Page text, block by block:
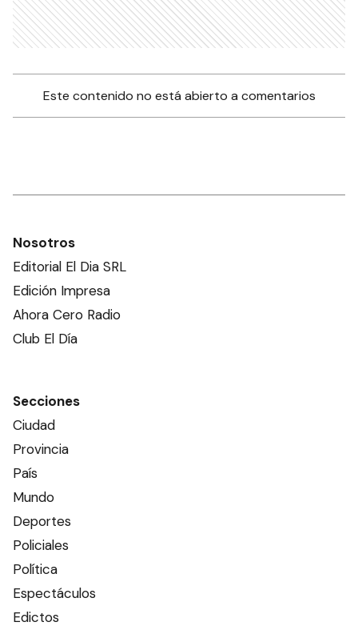
Este contenido no está abierto a comentarios
Nosotros
Editorial El Dia SRL
Edición Impresa
Ahora Cero Radio
Club El Día
Secciones
Ciudad
Provincia
País
Mundo
Deportes
Policiales
Política
Espectáculos
Edictos